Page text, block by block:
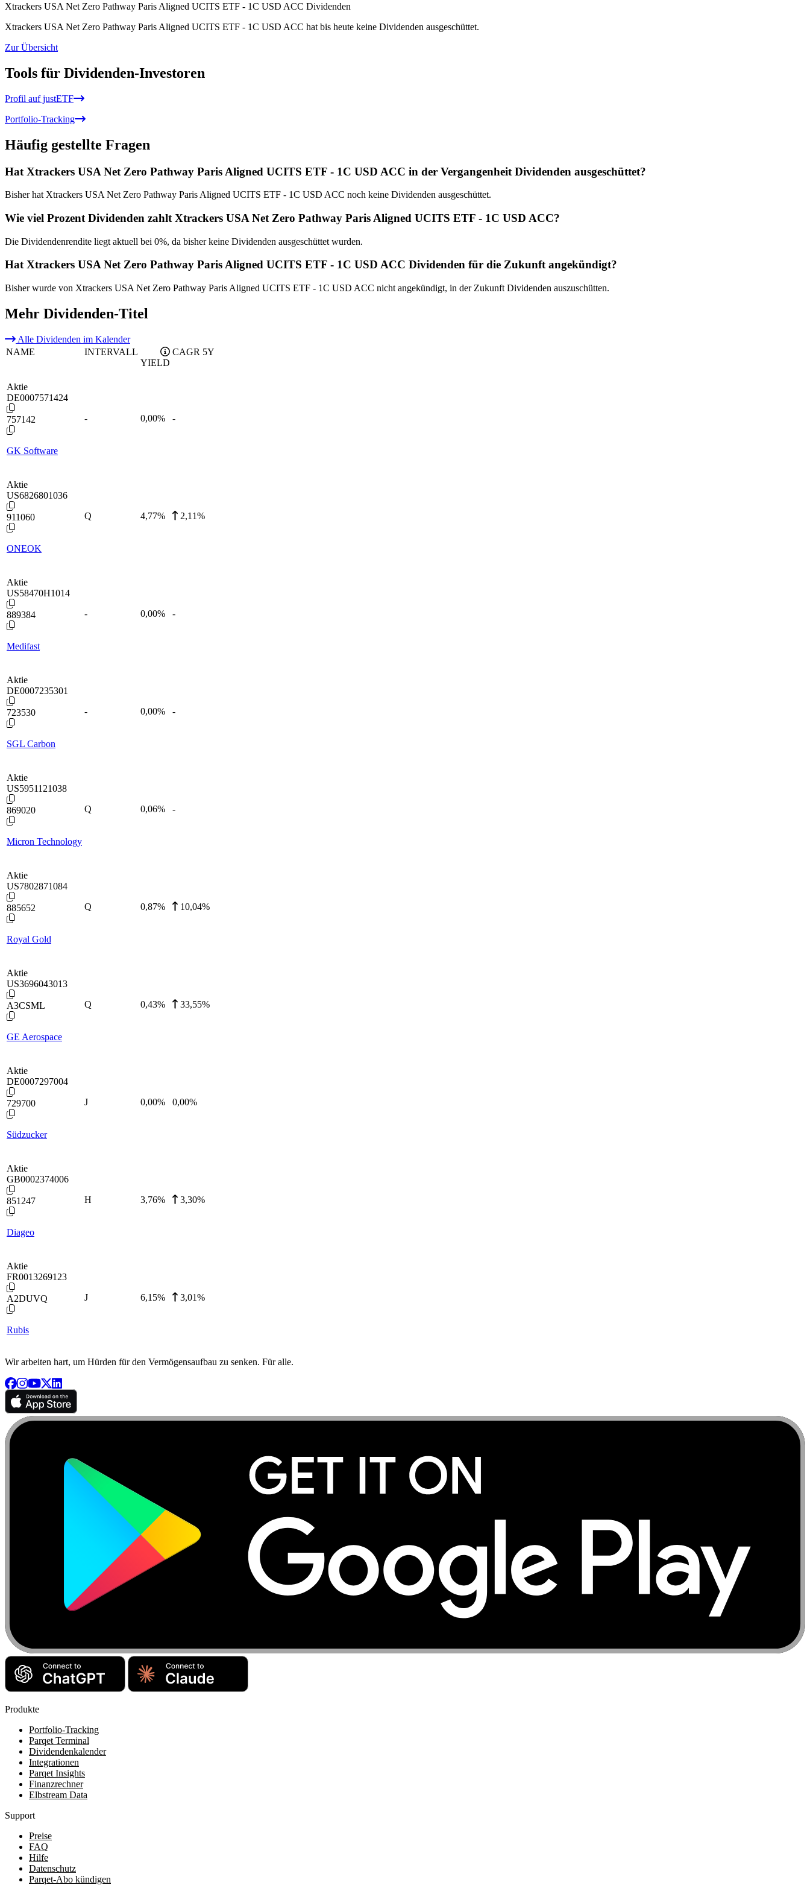
Xtrackers USA Net Zero Pathway Paris Aligned UCITS ETF - 1C USD ACC Dividenden
Xtrackers USA Net Zero Pathway Paris Aligned UCITS ETF - 1C USD ACC hat bis heute keine Dividenden ausgeschüttet.
Zur Übersicht
Tools für Dividenden-Investoren
Profil auf justETF
Portfolio-Tracking
Häufig gestellte Fragen
Hat Xtrackers USA Net Zero Pathway Paris Aligned UCITS ETF - 1C USD ACC in der Vergangenheit Dividenden ausgeschüttet?
Bisher hat Xtrackers USA Net Zero Pathway Paris Aligned UCITS ETF - 1C USD ACC noch keine Dividenden ausgeschüttet.
Wie viel Prozent Dividenden zahlt Xtrackers USA Net Zero Pathway Paris Aligned UCITS ETF - 1C USD ACC?
Die Dividendenrendite liegt aktuell bei 0%, da bisher keine Dividenden ausgeschüttet wurden.
Hat Xtrackers USA Net Zero Pathway Paris Aligned UCITS ETF - 1C USD ACC Dividenden für die Zukunft angekündigt?
Bisher wurde von Xtrackers USA Net Zero Pathway Paris Aligned UCITS ETF - 1C USD ACC nicht angekündigt, in der Zukunft Dividenden auszuschütten.
Mehr Dividenden-Titel
Alle Dividenden im Kalender
NAME
INTERVALL
YIELD
CAGR 5Y
Aktie
DE0007571424
757142
GK Software
- 0,00% -
Aktie
US6826801036
911060
ONEOK
Q 4,77% 2,11%
Aktie
US58470H1014
889384
Medifast
- 0,00% -
Aktie
DE0007235301
723530
SGL Carbon
- 0,00% -
Aktie
US5951121038
869020
Micron Technology
Q 0,06% -
Aktie
US7802871084
885652
Royal Gold
Q 0,87% 10,04%
Aktie
US3696043013
A3CSML
GE Aerospace
Q 0,43% 33,55%
Aktie
DE0007297004
729700
Südzucker
J 0,00% 0,00%
Aktie
GB0002374006
851247
Diageo
H 3,76% 3,30%
Aktie
FR0013269123
A2DUVQ
Rubis
J 6,15% 3,01%
Wir arbeiten hart, um Hürden für den Vermögensaufbau zu senken. Für alle.
Produkte
Portfolio-Tracking
Parqet Terminal
Dividendenkalender
Integrationen
Parqet Insights
Finanzrechner
Elbstream Data
Support
Preise
FAQ
Hilfe
Datenschutz
Parqet-Abo kündigen